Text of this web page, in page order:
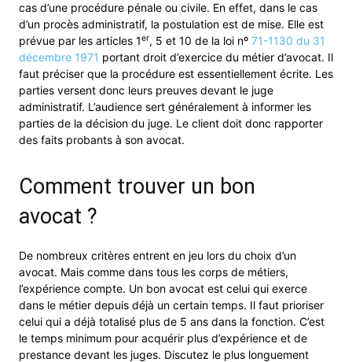
cas d’une procédure pénale ou civile. En effet, dans le cas
d’un procès administratif, la postulation est de mise. Elle est
prévue par les articles 1er, 5 et 10 de la loi nº 71-1130 du 31
décembre 1971 portant droit d’exercice du métier d’avocat. Il
faut préciser que la procédure est essentiellement écrite. Les
parties versent donc leurs preuves devant le juge
administratif. L’audience sert généralement à informer les
parties de la décision du juge. Le client doit donc rapporter
des faits probants à son avocat.
Comment trouver un bon
avocat ?
De nombreux critères entrent en jeu lors du choix d’un
avocat. Mais comme dans tous les corps de métiers,
l’expérience compte. Un bon avocat est celui qui exerce
dans le métier depuis déjà un certain temps. Il faut prioriser
celui qui a déjà totalisé plus de 5 ans dans la fonction. C’est
le temps minimum pour acquérir plus d’expérience et de
prestance devant les juges. Discutez le plus longuement